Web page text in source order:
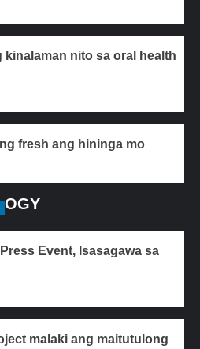
kinalaman nito sa oral health
fresh ang hininga mo
Event, Isasagawa sa
malaki ang maitutulong